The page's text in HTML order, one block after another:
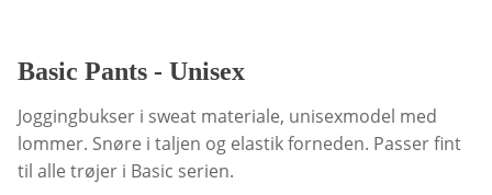
Basic Pants - Unisex
Joggingbukser i sweat materiale, unisexmodel med
lommer. Snøre i taljen og elastik forneden. Passer fint
til alle trøjer i Basic serien.